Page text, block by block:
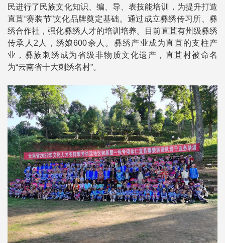
民进行了民族文化知识、编、导、表技能培训，为提升打造
直苴“赛装节”文化品牌奠定基础。通过成立彝绣传习所、彝
绣合作社，强化彝绣人才的培训培养。目前直苴有州级彝绣
传承人2人，绣娘600余人。彝绣产业成为直苴的支柱产
业，彝族刺绣成为省级非物质文化遗产，直苴村被命名
为“云南省十大刺绣名村”。